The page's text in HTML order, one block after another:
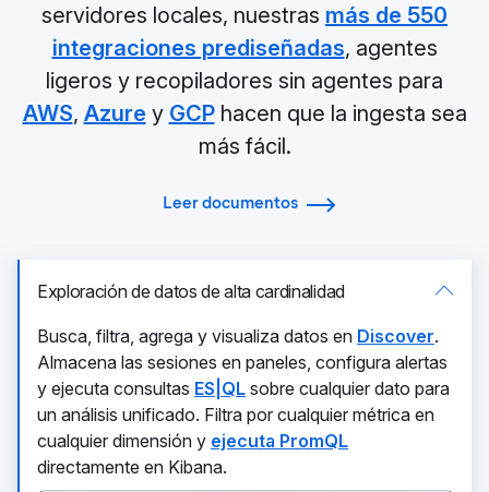
servidores locales, nuestras más de 550
integraciones prediseñadas, agentes
ligeros y recopiladores sin agentes para
AWS, Azure y GCPhacen que la ingesta sea
más fácil.
Leer documentos
Exploración de datos de alta cardinalidad
Busca, filtra, agrega y visualiza datos en Discover.
Almacena las sesiones en paneles, configura alertas
y ejecuta consultas ES|QL sobre cualquier dato para
un análisis unificado. Filtra por cualquier métrica en
cualquier dimensión y ejecuta PromQL
directamente en Kibana.